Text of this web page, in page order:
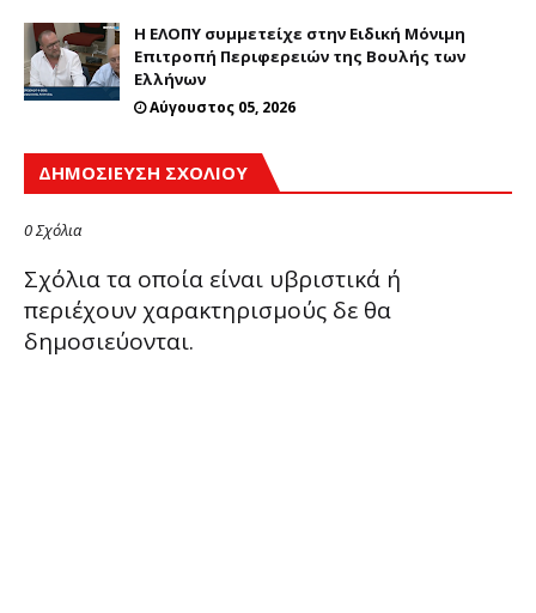
Η ΕΛΟΠΥ συμμετείχε στην Ειδική Μόνιμη
Επιτροπή Περιφερειών της Βουλής των
Ελλήνων
Αύγουστος 05, 2026
ΔΗΜΟΣΊΕΥΣΗ ΣΧΟΛΊΟΥ
0 Σχόλια
Σχόλια τα οποία είναι υβριστικά ή
περιέχουν χαρακτηρισμούς δε θα
δημοσιεύονται.